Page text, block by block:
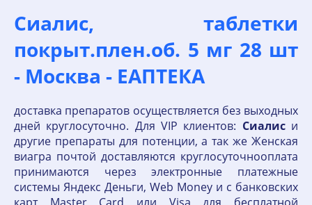
Сиалис, таблетки
покрыт.плен.об. 5 мг 28 шт
- Москва - ЕАПТЕКА
доставка препаратов осуществляется без выходных
дней круглосуточно. Для VIP клиентов: Сиалиси
другие препараты для потенции, а так же Женская
виагра почтой доставляются круглосуточнооплата
принимаются через электронные платежные
системы Яндекс Деньги, Web Money и с банковских